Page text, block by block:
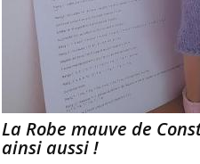
La Robe mauve de
ainsi aussi !